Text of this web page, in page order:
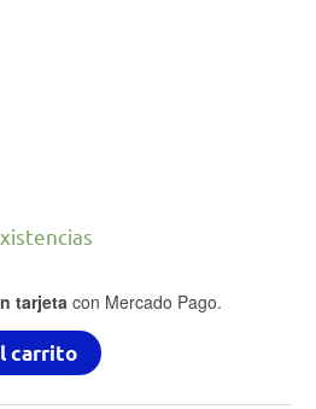
tarjeta con Mercado Pago.
carrito